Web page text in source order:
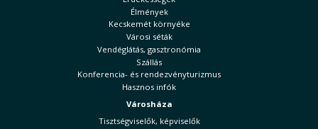
Élmények
Kecskemét környéke
Városi séták
Vendéglátás, gasztronómia
Szállás
Konferencia- és rendezvényturizmus
Hasznos infók
Városháza
Tisztségviselők, képviselők